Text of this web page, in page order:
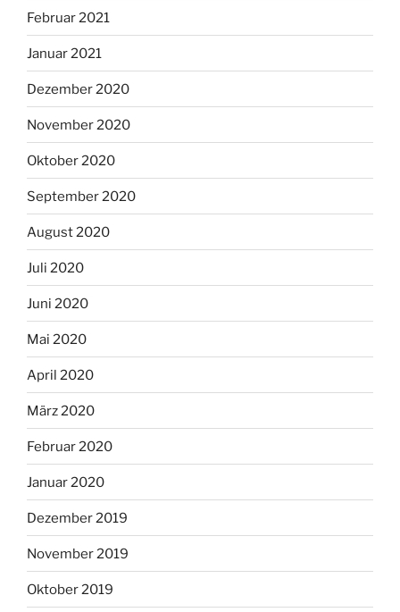
Februar 2021
Januar 2021
Dezember 2020
November 2020
Oktober 2020
September 2020
August 2020
Juli 2020
Juni 2020
Mai 2020
April 2020
März 2020
Februar 2020
Januar 2020
Dezember 2019
November 2019
Oktober 2019